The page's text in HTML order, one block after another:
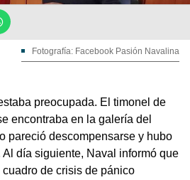
Fotografía: Facebook Pasión Navalina
preocupada. El timonel de
encontraba en la galería del
pareció descompensarse y hubo
día siguiente, Naval informó que
de crisis de pánico